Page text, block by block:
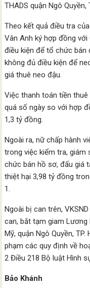
THADS quận Ngô Quyền,
Theo kết quả điều tra
Vân Anh ký hợp đồng
điều kiện để tổ chức bán
không đủ điều kiện để
giá thuê neo đậu.
Việc thanh toán tiền
quá số ngày so với hợp
1,3 tỷ đồng.
Ngoài ra, nữ chấp hành
trong việc kiểm tra,
chức bán hồ sơ, đấu giá
thiệt hại 3,98 tỷ đồng
1.
Ngoài bị can trên,
can, bắt tạm giam Lương
Mỹ, quận Ngô Quyền,
phạm các quy định về
2 Điều 218 Bộ luật Hình
Bảo Khánh